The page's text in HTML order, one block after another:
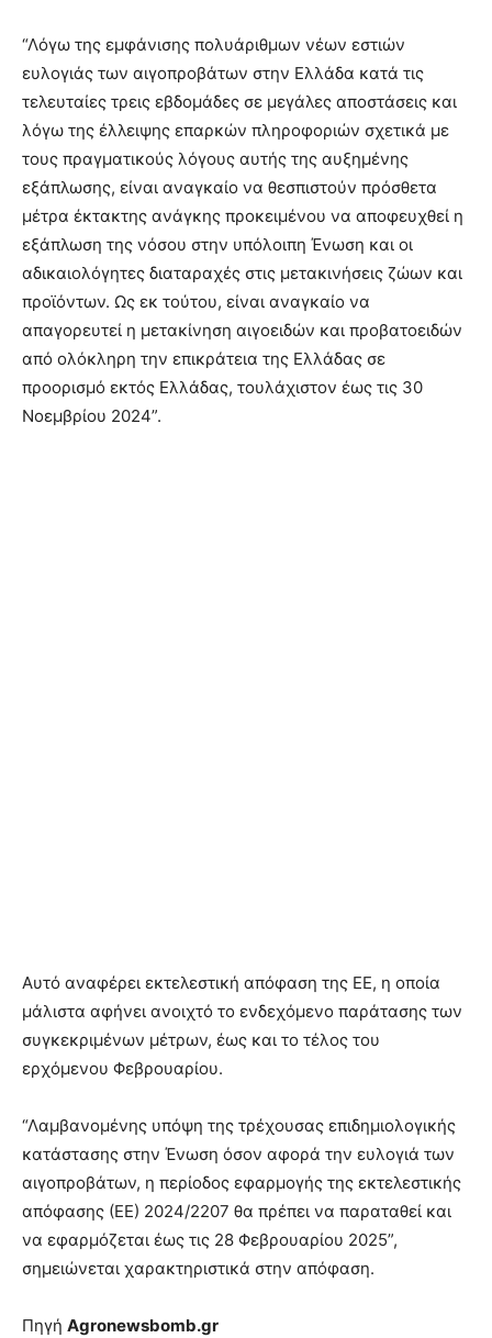
“Λόγω της εμφάνισης πολυάριθμων νέων εστιών
ευλογιάς των αιγοπροβάτων στην Ελλάδα κατά τις
τελευταίες τρεις εβδομάδες σε μεγάλες αποστάσεις και
λόγω της έλλειψης επαρκών πληροφοριών σχετικά με
τους πραγματικούς λόγους αυτής της αυξημένης
εξάπλωσης, είναι αναγκαίο να θεσπιστούν πρόσθετα
μέτρα έκτακτης ανάγκης προκειμένου να αποφευχθεί η
εξάπλωση της νόσου στην υπόλοιπη Ένωση και οι
αδικαιολόγητες διαταραχές στις μετακινήσεις ζώων και
προϊόντων. Ως εκ τούτου, είναι αναγκαίο να
απαγορευτεί η μετακίνηση αιγοειδών και προβατοειδών
από ολόκληρη την επικράτεια της Ελλάδας σε
προορισμό εκτός Ελλάδας, τουλάχιστον έως τις 30
Νοεμβρίου 2024”.
Αυτό αναφέρει εκτελεστική απόφαση της ΕΕ, η οποία
μάλιστα αφήνει ανοιχτό το ενδεχόμενο παράτασης των
συγκεκριμένων μέτρων, έως και το τέλος του
ερχόμενου Φεβρουαρίου.
“Λαμβανομένης υπόψη της τρέχουσας επιδημιολογικής
κατάστασης στην Ένωση όσον αφορά την ευλογιά των
αιγοπροβάτων, η περίοδος εφαρμογής της εκτελεστικής
απόφασης (ΕΕ) 2024/2207 θα πρέπει να παραταθεί και
να εφαρμόζεται έως τις 28 Φεβρουαρίου 2025”,
σημειώνεται χαρακτηριστικά στην απόφαση.
Πηγή Agronewsbomb.gr